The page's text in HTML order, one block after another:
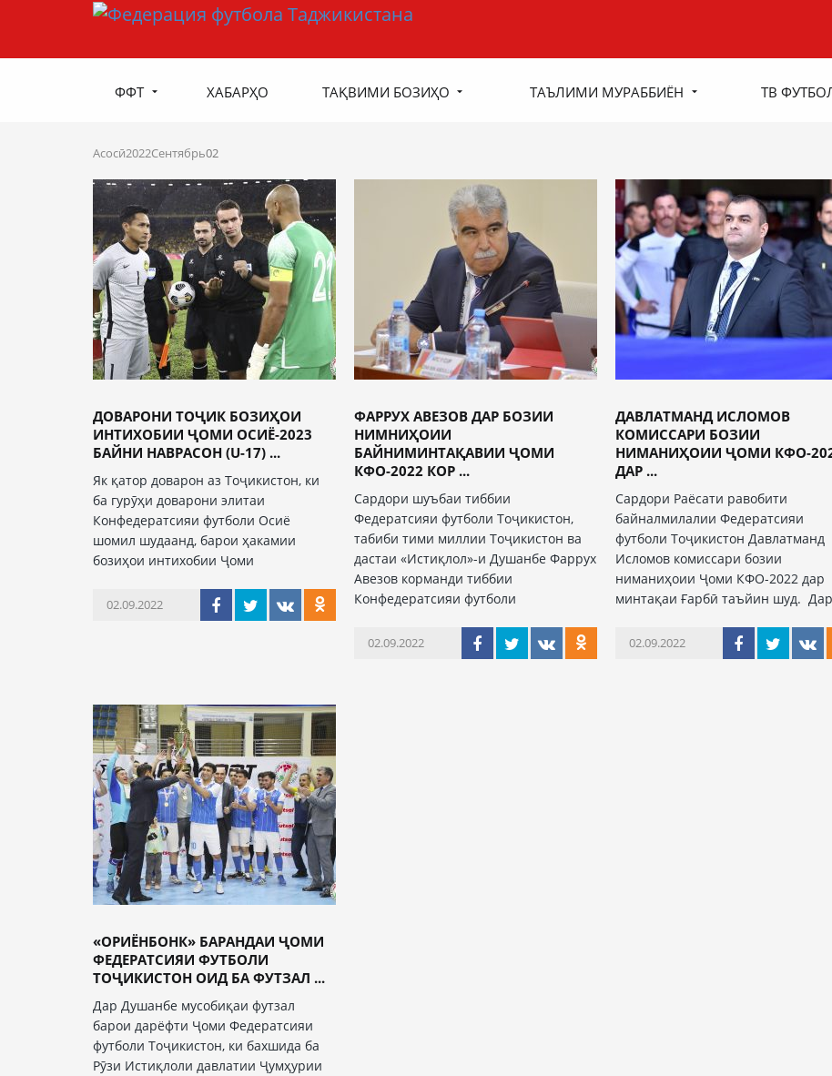
ФФТ ХАБАРҲО ТАҚВИМИ БОЗИҲО ТАЪЛИМИ МУРАББИЁН ТВ
Асосӣ2022Сентябрь02
ДОВАРОНИ ТОҶИК БОЗИҲОИ
ИНТИХОБИИ ҶОМИ ОСИЁ-2023
БАЙНИ НАВРАСОН (U-17) ...
Як қатор доварон аз Тоҷикистон, ки
ба гурӯҳи доварони элитаи
Конфедератсияи футболи Осиё
шомил шудаанд, барои ҳакамии
бозиҳои интихобии Ҷоми
02.09.2022
ФАРРУХ АВЕЗОВ ДАР БОЗИИ
НИМНИҲОИИ
БАЙНИМИНТАҚАВИИ ҶОМИ
КФО-2022 КОР ...
Сардори шуъбаи тиббии
Федератсияи футболи Тоҷикистон,
табиби тими миллии Тоҷикистон ва
дастаи «Истиқлол»-и Душанбе Фаррух
Авезов корманди тиббии
Конфедератсияи футболи
02.09.2022
ДАВЛАТМАНД ИСЛОМОВ
КОМИССАРИ БОЗИИ
НИМАНИҲОИИ ҶОМИ КФО-
ДАР ...
Сардори Раёсати равобити
байналмилалии Федератсияи
футболи Тоҷикистон Давлатманд
Исломов комиссари бозии
ниманиҳоии Ҷоми КФО-2022 дар
минтақаи Ғарбӣ таъйин шуд. Дар
02.09.2022
«ОРИЁНБОНК» БАРАНДАИ ҶОМИ
ФЕДЕРАТСИЯИ ФУТБОЛИ
ТОҶИКИСТОН ОИД БА ФУТЗАЛ ...
Дар Душанбе мусобиқаи футзал
барои дарёфти Ҷоми Федератсияи
футболи Тоҷикистон, ки бахшида ба
Рӯзи Истиқлоли давлатии Ҷумҳурии